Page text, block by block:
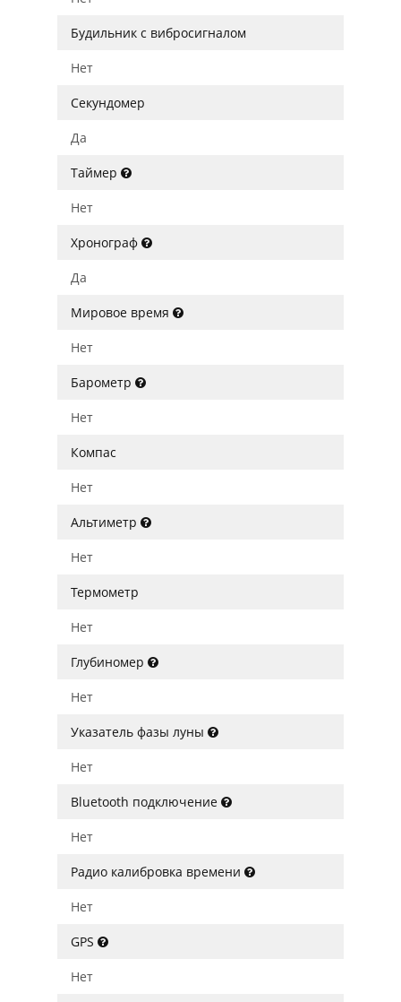
Будильник с вибросигналом
Нет
Секундомер
Да
Таймер
Нет
Хронограф
Да
Мировое время
Нет
Барометр
Нет
Компас
Нет
Альтиметр
Нет
Термометр
Нет
Глубиномер
Нет
Указатель фазы луны
Нет
Bluetooth подключение
Нет
Радио калибровка времени
Нет
GPS
Нет